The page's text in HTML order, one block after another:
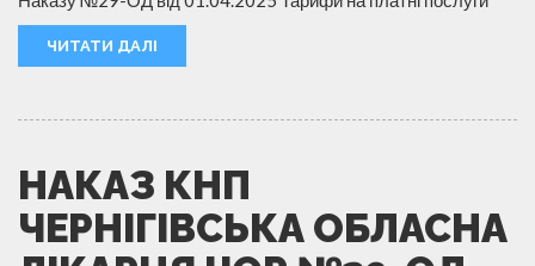
ЧИТАТИ ДАЛІ
НАКАЗ КНП
ЧЕРНІГІВСЬКА ОБЛАСНА